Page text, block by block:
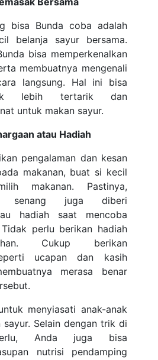
bisa Bunda coba adalah
belanja sayur bersama.
bisa memperkenalkan
membuatnya mengenali
langsung. Hal ini bisa
lebih tertarik dan
untuk makan sayur.
atau Hadiah
pengalaman dan kesan
makanan, buat si kecil
makanan. Pastinya,
senang juga diberi
hadiah saat mencoba
perlu berikan hadiah
Cukup berikan
ucapan dan kasih
merasa benar
menyiasati anak-anak
Selain dengan trik di
Anda juga bisa
nutrisi pendamping